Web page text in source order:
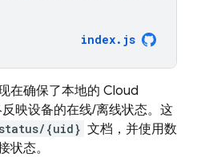
index. js
在确保了本地的 Cloud
映设备的在线/离线状态。这
{uid} 文档，并使用数
状态。